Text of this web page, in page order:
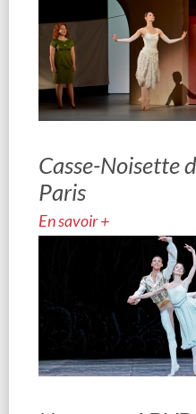
Casse-Noisette
Paris
En savoir +